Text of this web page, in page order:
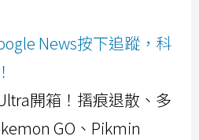
News按下追蹤，科
開箱！摺痕退散、多
GO、Pikmin